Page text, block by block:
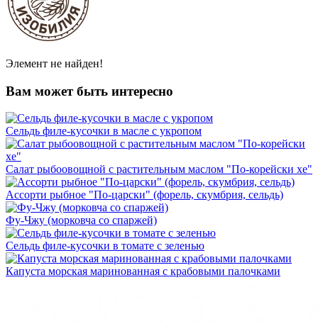
Элемент не найден!
Вам может быть интересно
Сельдь филе-кусочки в масле с укропом
Салат рыбоовощной с растительным маслом "По-корейски хе"
Ассорти рыбное "По-царски" (форель, скумбрия, сельдь)
Фу-Чжу (морковча со спаржей)
Сельдь филе-кусочки в томате с зеленью
Капуста морская маринованная с крабовыми палочками